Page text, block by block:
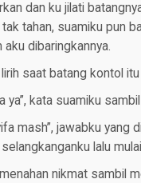
dan ku jilati
tahan, suamiku pun
dibaringkannya.
lirih saat batang kontol
ya”, kata suamiku
mash”, jawabku
lalu
nikmat sambil